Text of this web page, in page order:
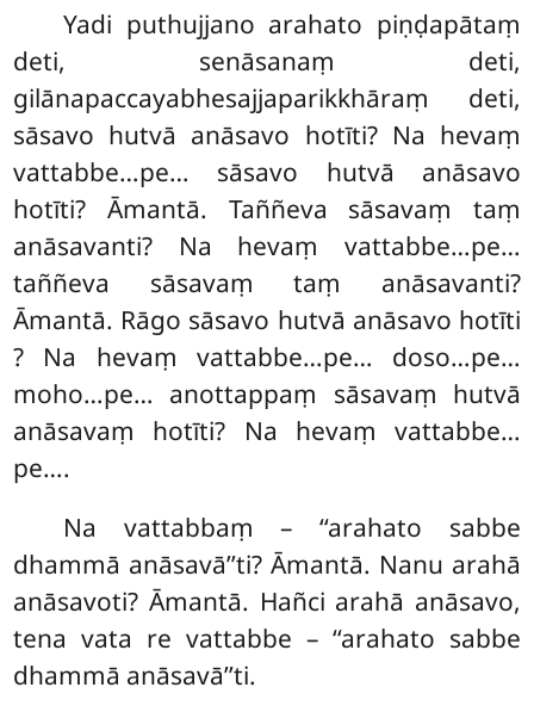
Yadi puthujjano arahato piṇḍapātaṃ
deti, senāsanaṃ deti,
gilānapaccayabhesajjaparikkhāraṃ deti,
sāsavo hutvā anāsavo hotīti? Na hevaṃ
vattabbe…pe… sāsavo hutvā anāsavo
hotīti? Āmantā. Taññeva sāsavaṃ taṃ
anāsavanti? Na hevaṃ vattabbe…pe…
taññeva sāsavaṃtaṃ anāsavanti?
Āmantā. Rāgo sāsavo hutvā anāsavo hotīti
? Na hevaṃ vattabbe…pe… doso…pe…
moho…pe… anottappaṃ sāsavaṃ hutvā
anāsavaṃ hotīti? Na hevaṃ vattabbe…
pe….
Na vattabbaṃ – ‘‘arahato sabbe
dhammā anāsavā’’ti? Āmantā. Nanu arahā
anāsavoti? Āmantā. Hañci arahā anāsavo,
tena vata re vattabbe – ‘‘arahato sabbe
dhammā anāsavā’’ti.